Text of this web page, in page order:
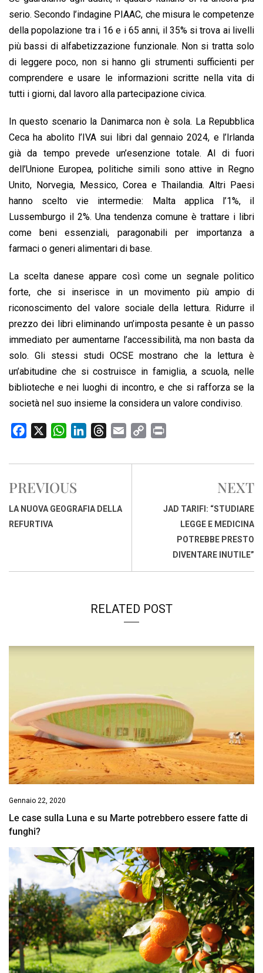
serio. Secondo l’indagine PIAAC, che misura le competenze
della popolazione tra i 16 e i 65 anni, il 35% si trova ai livelli
più bassi di alfabetizzazione funzionale. Non si tratta solo
di leggere poco, non si hanno gli strumenti sufficienti per
comprendere e usare le informazioni scritte nella vita di
tutti i giorni, dal lavoro alla partecipazione civica.
In questo scenario la Danimarca non è sola. La Repubblica
Ceca ha abolito l’IVA sui libri dal gennaio 2024, e l’Irlanda
già da tempo prevede un’esenzione totale. Al di fuori
dell’Unione Europea, politiche simili sono attive in Regno
Unito, Norvegia, Messico, Corea e Thailandia. Altri Paesi
hanno scelto vie intermedie: Malta applica l’1%, il
Lussemburgo il 2%. Una tendenza comune è trattare i libri
come beni essenziali, paragonabili per importanza a
farmaci o generi alimentari di base.
La scelta danese appare così come un segnale politico
forte, che si inserisce in un movimento più ampio di
riconoscimento del valore sociale della lettura. Ridurre il
prezzo dei libri eliminando un’imposta pesante è un passo
immediato per aumentarne l’accessibilità, ma non basta da
solo. Gli stessi studi OCSE mostrano che la lettura è
un’abitudine che si costruisce in famiglia, a scuola, nelle
biblioteche e nei luoghi di incontro, e che si rafforza se la
società nel suo insieme la considera un valore condiviso.
c
b
o
o
W
a
s
A
n
d
r
d
a
p
i
PREVIOUS
LA NUOVA GEOGRAFIA DELLA
REFURTIVA
NEXT
JAD TARIFI: “STUDIARE
LEGGE E MEDICINA
POTREBBE PRESTO
DIVENTARE INUTILE”
RELATED POST
Gennaio 22, 2020
Le case sulla Luna e su Marte potrebbero essere fatte di
funghi?